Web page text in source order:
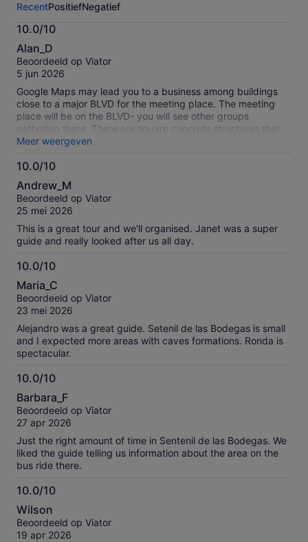
activiteit.
Meer
informatie
over
onze
geverifieerde
RecentPositiefNegatief
10.0/10
10.0
van
10
Alan_D
Beoordeeld op Viator
5 jun 2026
Google Maps may lead you to a business among buildings
close to a major BLVD for the meeting place. The meeting
place will be on the BLVD- you will see other groups
gathering there. There are square concrete structures that
you can sit on. There will be a gaggle of buses that show up
and you will just have to check with each bus to find yours.
Yeah, it's annoying. However our bus was very nice as was
hour taste of the town Sentenil de las Bodegas which has a
Moorish history and is visually interesting due to it being built
into the rocks. Then it was off to Ronda another town that
has a Roman and Moorish history. Our guided tour was in
Spanish and English and gave us good views of town as well
as an unexpected but very good history of bull fighting in
Spain and Ronda in particular. Ronda, visually, doesn't
couple days. Overall the tour was very good.
Meer weergeven
10.0/10
10.0
van
10
Andrew_M
Beoordeeld op Viator
25 mei 2026
This is a great tour and we'll organised. Janet was a super
guide and really looked after us all day.
10.0/10
10.0
van
10
Maria_C
Beoordeeld op Viator
23 mei 2026
Alejandro was a great guide. Setenil de las Bodegas is small
and I expected more areas with caves formations. Ronda is
spectacular.
10.0/10
10.0
van
10
Barbara_F
Beoordeeld op Viator
27 apr 2026
Just the right amount of time in Sentenil de las Bodegas. We
liked the guide telling us information about the area on the
bus ride there.
10.0/10
10.0
van
10
Wilson
Beoordeeld op Viator
19 apr 2026